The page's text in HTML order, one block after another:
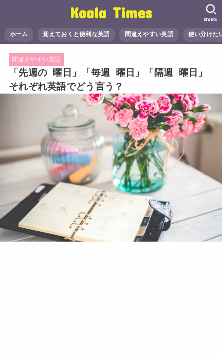
Koala Times
ホーム 覚えておくと便利な英語 間違えやすい英語 使い分けた
SEARCH
間違えやすい英語
「先週の_曜日」「毎週_曜日」「隔週_曜日」
それぞれ英語でどう言う？